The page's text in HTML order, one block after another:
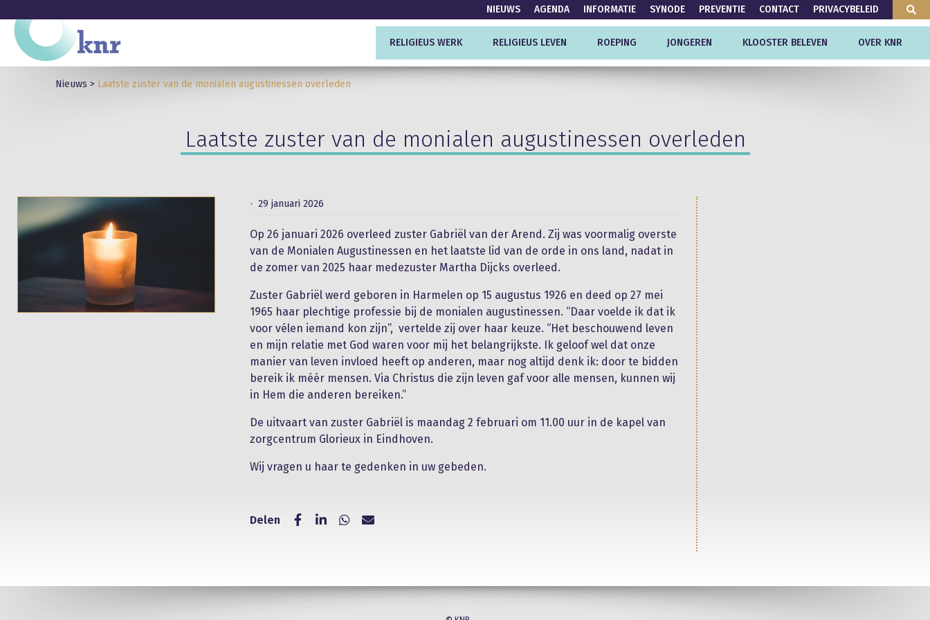
NIEUWS AGENDA INFORMATIE SYNODE PREVENTIE CONTACT PRIVACYBELEID
RELIGIEUS WERK RELIGIEUS LEVEN ROEPING JONGEREN KLOOSTER BELEVEN OVER KNR
Nieuws > Laatste zuster van de monialen augustinessen overleden
Laatste zuster van de monialen augustinessen overleden
29 januari 2026
Op 26 januari 2026 overleed zuster Gabriël van der Arend. Zij was voormalig overste
van de Monialen Augustinessen en het laatste lid van de orde in ons land, nadat in
de zomer van 2025 haar medezuster Martha Dijcks overleed.
Zuster Gabriël werd geboren in Harmelen op 15 augustus 1926 en deed op 27 mei
1965 haar plechtige professie bij de monialen augustinessen. “Daar voelde ik dat ik
voor vélen iemand kon zijn”, vertelde zij over haar keuze. “Het beschouwend leven
en mijn relatie met God waren voor mij het belangrijkste. Ik geloof wel dat onze
manier van leven invloed heeft op anderen, maar nog altijd denk ik: door te bidden
bereik ik méér mensen. Via Christus die zijn leven gaf voor alle mensen, kunnen wij
in Hem die anderen bereiken.”
De uitvaart van zuster Gabriël is maandag 2 februari om 11.00 uur in de kapel van
zorgcentrum Glorieux in Eindhoven.
Wij vragen u haar te gedenken in uw gebeden.
Delen